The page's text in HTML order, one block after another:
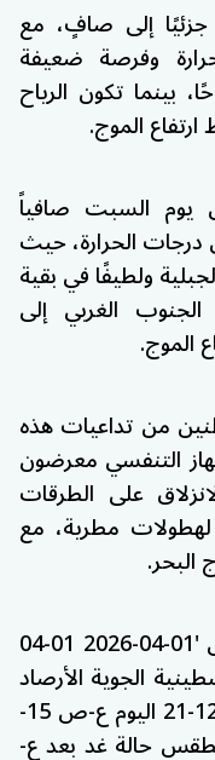
جزئيًا إلى صافٍ، مع
وفرصة ضعيفة
بينما تكون الرياح
الموج.
يوم السبت صافياً
الحرارة، حيث
ولطيفًا في بقية
الغربي إلى
الموج.
من تداعيات هذه
التنفسي معرضون
على الطرقات
مطرية، مع
البحر.